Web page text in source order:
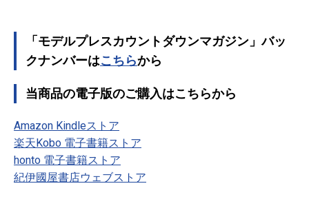
「モデルプレスカウントダウンマガジン」バッ
クナンバーはこちらから
当商品の電子版のご購入はこちらから
Amazon Kindleストア
楽天Kobo 電子書籍ストア
honto 電子書籍ストア
紀伊國屋書店ウェブストア